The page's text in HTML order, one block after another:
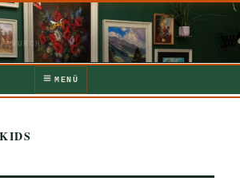
MENÜ
KIDS